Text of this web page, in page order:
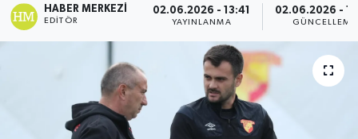
HABER MERKEZI
EDITÖR
02.06.2026 - 13:41
YAYINLANMA
02.06.2026 -
GÜNCELLEME